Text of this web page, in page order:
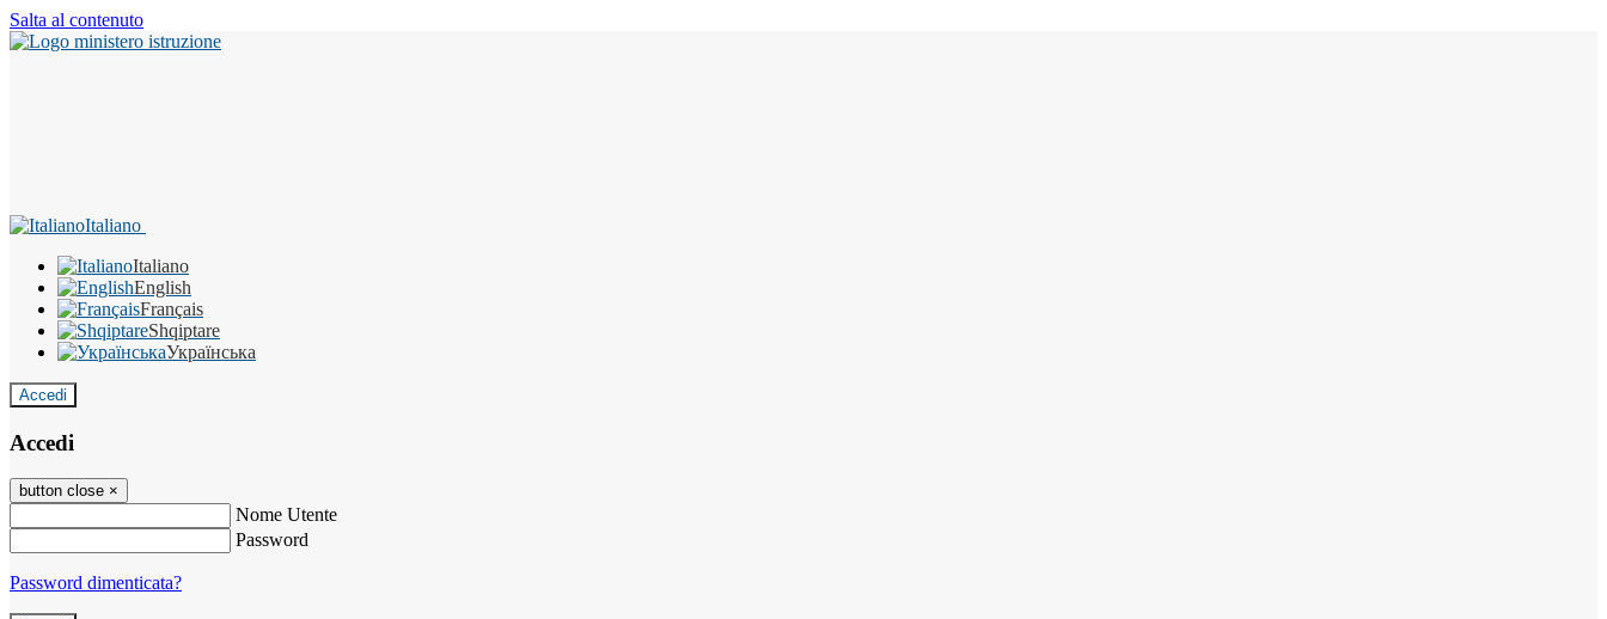
Salta al contenuto
Italiano
Italiano
English
Français
Shqiptare
Українська
Accedi
Accedi
button close ×
Nome Utente
Password
Password dimenticata?